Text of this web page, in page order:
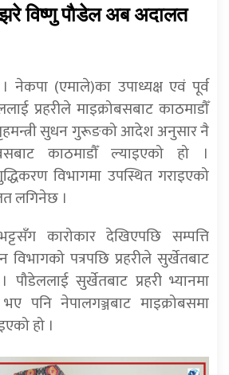
विष्णु पाैडेल अब अदालत
नेकपा (एमाले)का उपाध्यक्ष एवं पूर्व
प्रहरीले माइक्रोबसबाट काठमाडौँ
सुधन गुरूङको आदेश अनुसार नै
काठमाडौँ ल्याइएको हो ।
विभागमा उपस्थित गराइएको
लगिनेछ ।
कारोकार देखिएपछि सम्पत्ति
पत्रपछि प्रहरीले सुर्खेतबाट
पौडेललाई सुर्खेतबाट प्रहरी भ्यानमा
पनि नेपालगञ्जबाट माइक्रोबसमा
हो ।